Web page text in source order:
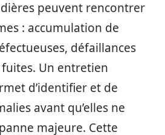
peuvent rencontrer
: accumulation de
défaillances
Un entretien
d’identifier et de
avant qu’elles ne
majeure. Cette